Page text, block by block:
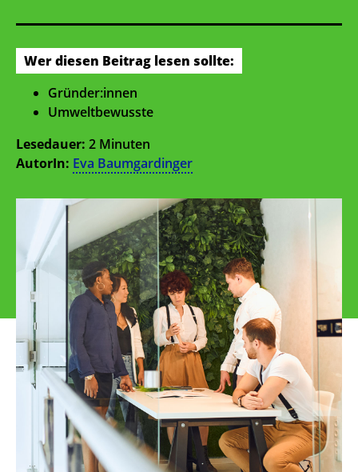
Wer diesen Beitrag lesen sollte:
Gründer:innen
Umweltbewusste
Lesedauer: 2 Minuten
AutorIn: Eva Baumgardinger